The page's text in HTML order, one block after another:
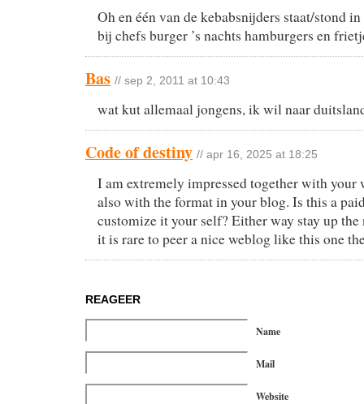
Oh en één van de kebabsnijders staat/stond
bij chefs burger ’s nachts hamburgers en
Bas // sep 2, 2011 at 10:43
wat kut allemaal jongens, ik wil naar
Code of destiny // apr 16, 2025 at 18:25
I am extremely impressed together with
also with the format in your blog. Is this a
customize it your self? Either way stay up
it is rare to peer a nice weblog like this one
REAGEER
Name
Mail
Website